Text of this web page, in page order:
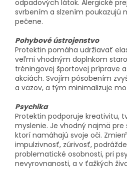
odpadových látok. Alergické
svrbením a slzením poukazujú
pečene.
Pohybové ústrojenstvo
Protektin pomáha udržiavať
veľmi vhodným doplnkom
tréningovej športovej príprave
akciách. Svojím pôsobením
a väzov, a tým minimalizuje
Psychika
Protektin podporuje kreativitu,
myslenie. Je vhodný najmä
ktorí namáhajú svoje oči.
impulzivnosť, zúrivosť,
problematické osobnosti, pri
nevyrovnanosti, a v ťažkých